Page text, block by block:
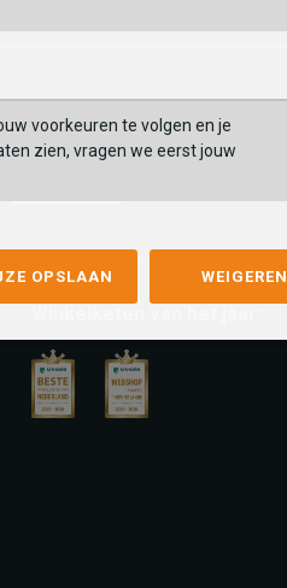
voorkeuren te volgen en je
zien, vragen we eerst jouw
OPSLAAN WEIGEREN